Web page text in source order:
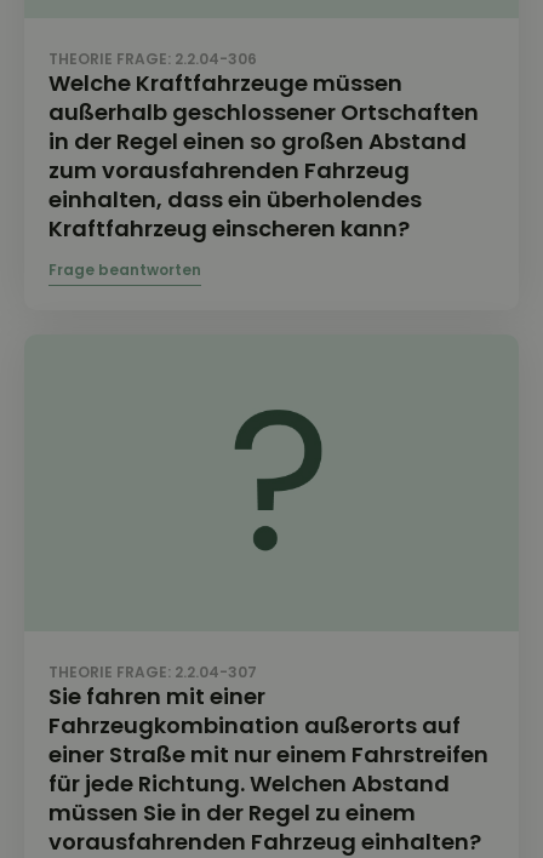
THEORIE FRAGE: 2.2.04-306
Welche Kraftfahrzeuge müssen
außerhalb geschlossener Ortschaften
in der Regel einen so großen Abstand
zum vorausfahrenden Fahrzeug
einhalten, dass ein überholendes
Kraftfahrzeug einscheren kann?
THEORIE FRAGE: 2.2.04-307
Sie fahren mit einer
Fahrzeugkombination außerorts auf
einer Straße mit nur einem Fahrstreifen
für jede Richtung. Welchen Abstand
müssen Sie in der Regel zu einem
vorausfahrenden Fahrzeug einhalten?